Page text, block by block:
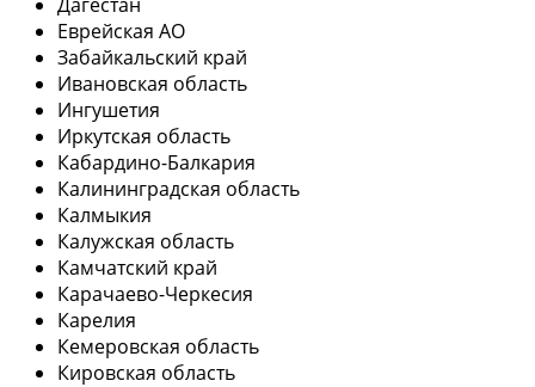
Еврейская АО
Забайкальский край
Ивановская область
Ингушетия
Иркутская область
Кабардино-Балкария
Калининградская область
Калмыкия
Калужская область
Камчатский край
Карачаево-Черкесия
Карелия
Кемеровская область
Кировская область